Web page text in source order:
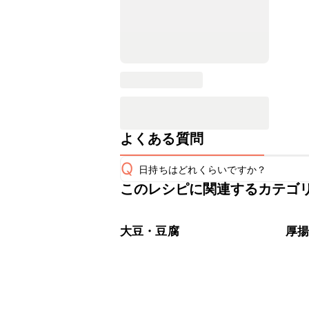
よくある質問
Q 日持ちはどれくらいですか？
保存期間は冷蔵で翌日中が目安です
※日持ちは目安です。
このレシピに関連するカテゴ
大豆・豆腐 厚